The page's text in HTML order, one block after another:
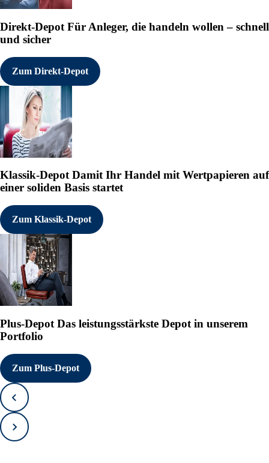
Direkt-Depot Für Anleger, die handeln wollen – schnell
und sicher
Zum Direkt-Depot
Klassik-DepotDamit Ihr Handel mit Wertpapieren auf
einer soliden Basis startet
Zum Klassik-Depot
Plus-Depot Das leistungsstärkste Depot in unserem
Portfolio
Zum Plus-Depot
Zurück
Vorwärts